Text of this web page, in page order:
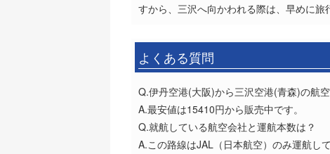
すから、三沢へ向かわれる際は、早めに旅
よくある質問
Q.伊丹空港(大阪)から三沢空港(青森)の航
A.最安値は15410円から販売中です。
Q.就航している航空会社と運航本数は？
A.この路線はJAL（日本航空）のみ運航し